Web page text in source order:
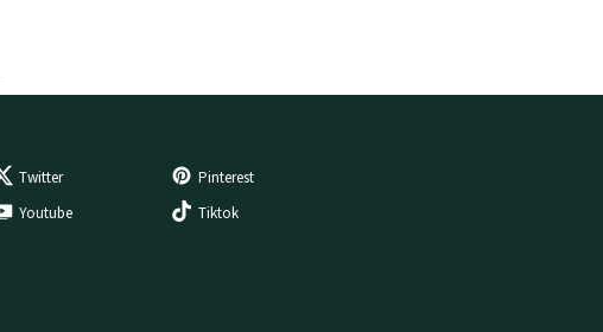
Twitter
Pinterest
Youtube Tiktok